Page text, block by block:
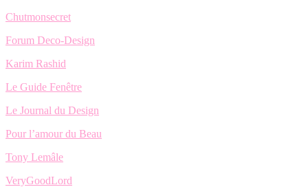
Chutmonsecret
Forum Deco-Design
Karim Rashid
Le Guide Fenêtre
Le Journal du Design
Pour l’amour du Beau
Tony Lemâle
VeryGoodLord